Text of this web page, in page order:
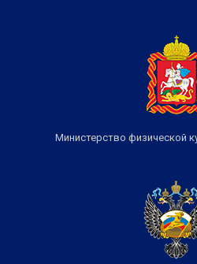
Министерство физической